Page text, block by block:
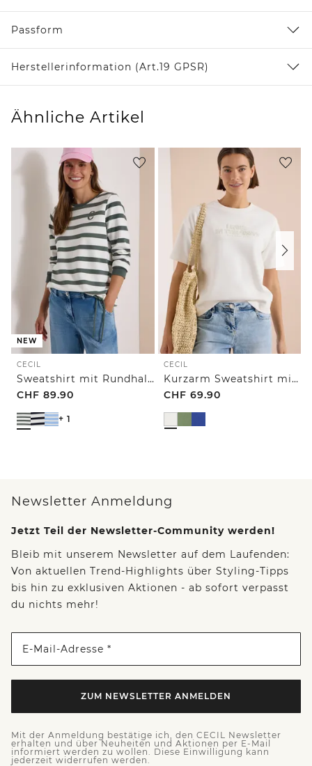
Passform
Herstellerinformation (Art.19 GPSR)
Ähnliche Artikel
NEW
CECIL
Sweatshirt mit Rundhals und Tunnelzug
CHF 89.90
+ 1
CECIL
Kurzarm Sweatshirt mit Embroidery
CHF 69.90
Newsletter Anmeldung
Jetzt Teil der Newsletter-Community werden!
Bleib mit unserem Newsletter auf dem Laufenden:
Von aktuellen Trend-Highlights über Styling-Tipps
bis hin zu exklusiven Aktionen - ab sofort verpasst
du nichts mehr!
E-Mail-Adresse *
ZUM NEWSLETTER ANMELDEN
Mit der Anmeldung bestätige ich, den CECIL Newsletter
erhalten und über Neuheiten und Aktionen per E-Mail
informiert werden zu wollen. Diese Einwilligung kann
jederzeit widerrufen werden.